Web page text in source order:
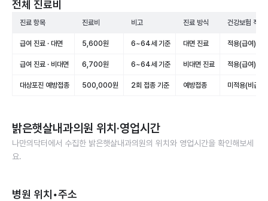
전체 진료비
진료 항목 진료비 비고 진료 방식 건강보험 적용
급여 진료 · 대면 5,600원 6~64세 기준 대면 진료 적용(급여)
급여 진료 · 비대면 6,700원 6~64세 기준 비대면 진료 적용(급여)
대상포진 예방접종 500,000원 2회 접종 기준 예방접종 미적용(비급여)
밝은햇살내과의원 위치·영업시간
나만의닥터에서 수집한 밝은햇살내과의원의 위치와 영업시간을 확인해보세
요.
병원 위치•주소